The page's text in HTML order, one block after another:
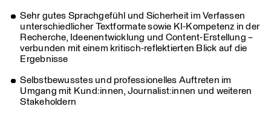
Sehr gutes Sprachgefühl und Sicherheit im Verfassen
unterschiedlicher Textformate sowie KI-Kompetenz in der
Recherche, Ideenentwicklung und Content-Erstellung –
verbunden mit einem kritisch-reflektierten Blick auf die
Ergebnisse
Selbstbewusstes und professionelles Auftreten im
Umgang mit Kund:innen, Journalist:innen und weiteren
Stakeholdern